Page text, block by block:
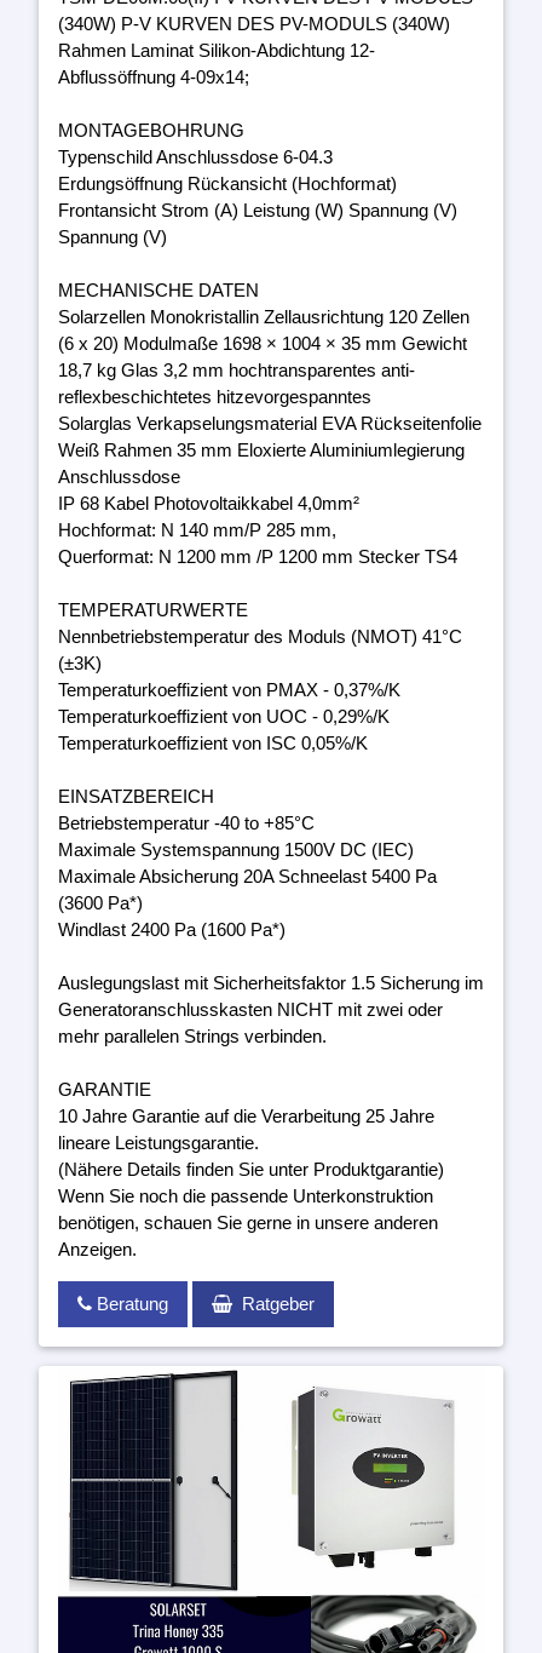
(340W) P-V KURVEN DES PV-MODULS (340W)
Rahmen Laminat Silikon-Abdichtung 12-
Abflussöffnung 4-09x14;
MONTAGEBOHRUNG
Typenschild Anschlussdose 6-04.3
Erdungsöffnung Rückansicht (Hochformat)
Frontansicht Strom (A) Leistung (W) Spannung (V)
Spannung (V)
MECHANISCHE DATEN
Solarzellen Monokristallin Zellausrichtung 120 Zellen
(6 x 20) Modulmaße 1698 × 1004 × 35 mm Gewicht
18,7 kg Glas 3,2 mm hochtransparentes anti-
reflexbeschichtetes hitzevorgespanntes
Solarglas Verkapselungsmaterial EVA Rückseitenfolie
Weiß Rahmen 35 mm Eloxierte Aluminiumlegierung
Anschlussdose
IP 68 Kabel Photovoltaikkabel 4,0mm²
Hochformat: N 140 mm/P 285 mm,
Querformat: N 1200 mm /P 1200 mm Stecker TS4
TEMPERATURWERTE
Nennbetriebstemperatur des Moduls (NMOT) 41°C
(±3K)
Temperaturkoeffizient von PMAX - 0,37%/K
Temperaturkoeffizient von UOC - 0,29%/K
Temperaturkoeffizient von ISC 0,05%/K
EINSATZBEREICH
Betriebstemperatur -40 to +85°C
Maximale Systemspannung 1500V DC (IEC)
Maximale Absicherung 20A Schneelast 5400 Pa
(3600 Pa*)
Windlast 2400 Pa (1600 Pa*)
Auslegungslast mit Sicherheitsfaktor 1.5 Sicherung im
Generatoranschlusskasten NICHT mit zwei oder
mehr parallelen Strings verbinden.
GARANTIE
10 Jahre Garantie auf die Verarbeitung 25 Jahre
lineare Leistungsgarantie.
(Nähere Details finden Sie unter Produktgarantie)
Wenn Sie noch die passende Unterkonstruktion
benötigen, schauen Sie gerne in unsere anderen
Anzeigen.
Beratung Ratgeber